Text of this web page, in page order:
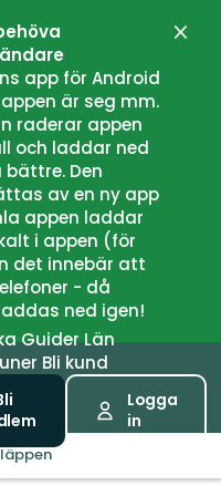
app för Android
är seg mm.
raderar appen
och laddar ned
Den
av en ny app
appen laddar
i appen (för
det innebär att
- då
ned igen!
GuiderLän
Bli kund
Logga
in